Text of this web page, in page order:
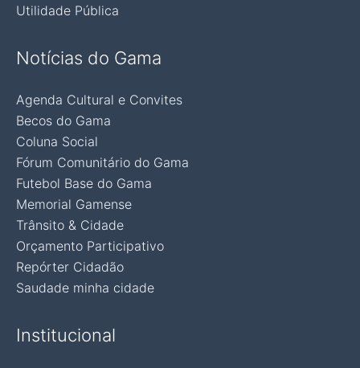
Utilidade Pública
Notícias do Gama
Agenda Cultural e Convites
Becos do Gama
Coluna Social
Fórum Comunitário do Gama
Futebol Base do Gama
Memorial Gamense
Trânsito & Cidade
Orçamento Participativo
Repórter Cidadão
Saudade minha cidade
Institucional